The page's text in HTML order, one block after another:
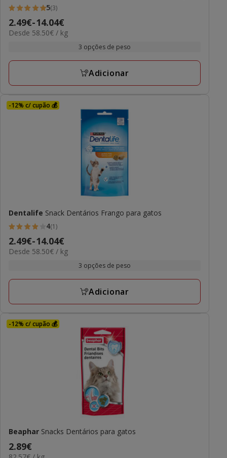
5
estrelas
com
avaliações
5(3)
Preço
de
a
2.49€-14.04€
58.50€
Desde 58.50€ / kg
3 opções de peso
Adicionar
-12% c/ cupão 💰
Dentalife Snack Dentários Frango para gatos
4
estrelas
com
avaliações
4(1)
Preço
de
a
2.49€-14.04€
58.50€
Desde 58.50€ / kg
3 opções de peso
Adicionar
-12% c/ cupão 💰
Beaphar Snacks Dentários para gatos
Preço
2.89€